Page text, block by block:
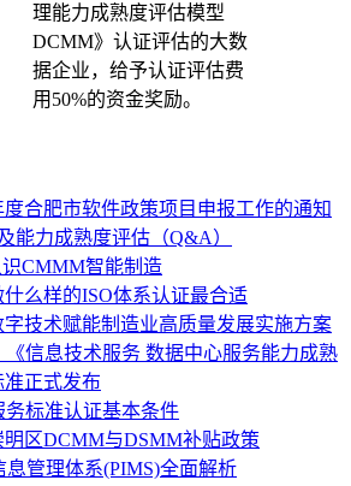
理能力成熟度评估模型
DCMM》认证评估的大数
据企业，给予认证评估费
用50%的资金奖励。
度合肥市软件政策项目申报工作的通知
能力成熟度评估（Q&A）
识CMMM智能制造
么样的ISO体系认证最合适
技术赋能制造业高质量发展实施方案
《信息技术服务 数据中心服务能力成熟
正式发布
务标准认证基本条件
明区DCMM与DSMM补贴政策
息管理体系(PIMS)全面解析